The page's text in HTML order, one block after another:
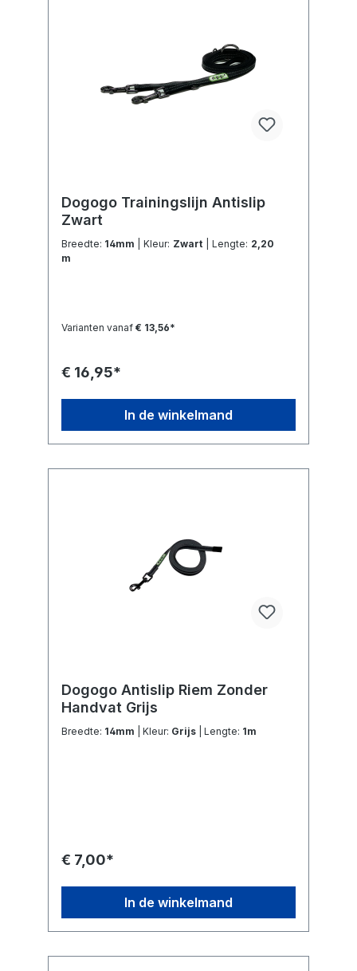
Dogogo Trainingslijn Antislip
Zwart
Breedte: 14mm | Kleur: Zwart | Lengte: 2,20
m
Varianten vanaf € 13,56*
€ 16,95*
In de winkelmand
Dogogo Antislip Riem Zonder
Handvat Grijs
Breedte: 14mm | Kleur: Grijs | Lengte: 1m
€ 7,00*
In de winkelmand